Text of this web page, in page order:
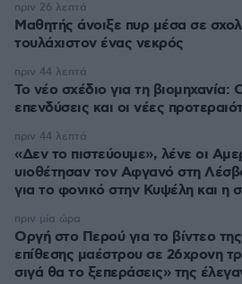
Μαθητής άνοιξε πυρ μέσα σε
τουλάχιστον ένας νεκρός
πριν 26 λεπτά
Το νέο σχέδιο για τη βιομηχανία:
επενδύσεις και οι νέες
πριν 44 λεπτά
«Δεν το πιστεύουμε», λένε οι
υιοθέτησαν τον Αφγανό στη
για το φονικό στην Κυψέλη και η
πριν 44 λεπτά
Οργή στο Περού για το βίντεο
επίθεσης μαέστρου σε 26χρονη
σιγά θα το ξεπεράσεις» της
πριν μία ώρα